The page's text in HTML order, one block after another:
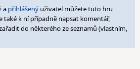
a přihlášený uživatel můžete tuto hru
také k ní případně napsat komentář,
do některého ze seznamů (vlastním,